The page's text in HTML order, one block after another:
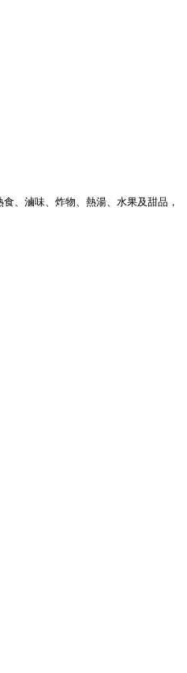
、滷味、炸物、熱湯、水果及甜品，